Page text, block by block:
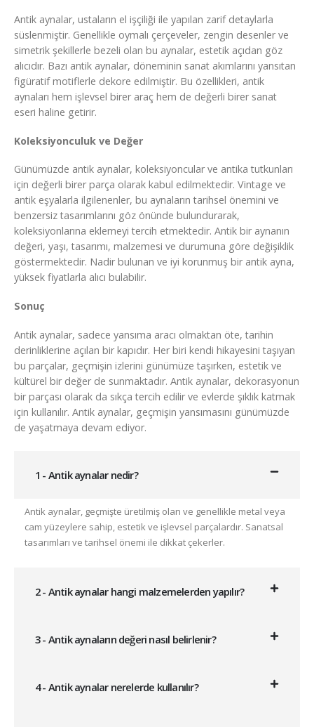
Antik aynalar, ustaların el işçiliği ile yapılan zarif detaylarla
süslenmiştir. Genellikle oymalı çerçeveler, zengin desenler ve
simetrik şekillerle bezeli olan bu aynalar, estetik açıdan göz
alıcıdır. Bazı antik aynalar, döneminin sanat akımlarını yansıtan
figüratif motiflerle dekore edilmiştir. Bu özellikleri, antik
aynaları hem işlevsel birer araç hem de değerli birer sanat
eseri haline getirir.
Koleksiyonculuk ve Değer
Günümüzde antik aynalar, koleksiyoncular ve antika tutkunları
için değerli birer parça olarak kabul edilmektedir. Vintage ve
antik eşyalarla ilgilenenler, bu aynaların tarihsel önemini ve
benzersiz tasarımlarını göz önünde bulundurarak,
koleksiyonlarına eklemeyi tercih etmektedir. Antik bir aynanın
değeri, yaşı, tasarımı, malzemesi ve durumuna göre değişiklik
göstermektedir. Nadir bulunan ve iyi korunmuş bir antik ayna,
yüksek fiyatlarla alıcı bulabilir.
Sonuç
Antik aynalar, sadece yansıma aracı olmaktan öte, tarihin
derinliklerine açılan bir kapıdır. Her biri kendi hikayesini taşıyan
bu parçalar, geçmişin izlerini günümüze taşırken, estetik ve
kültürel bir değer de sunmaktadır. Antik aynalar, dekorasyonun
bir parçası olarak da sıkça tercih edilir ve evlerde şıklık katmak
için kullanılır. Antik aynalar, geçmişin yansımasını günümüzde
de yaşatmaya devam ediyor.
1 - Antik aynalar nedir?
Antik aynalar, geçmişte üretilmiş olan ve genellikle metal veya
cam yüzeylere sahip, estetik ve işlevsel parçalardır. Sanatsal
tasarımları ve tarihsel önemi ile dikkat çekerler.
2 - Antik aynalar hangi malzemelerden yapılır?
3 - Antik aynaların değeri nasıl belirlenir?
4 - Antik aynalar nerelerde kullanılır?